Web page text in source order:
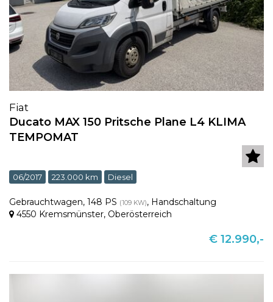
Fiat
Ducato MAX 150 Pritsche Plane L4 KLIMA
TEMPOMAT
06/2017 223.000 km Diesel
Gebrauchtwagen, 148 PS (109 KW), Handschaltung
4550 Kremsmünster, Oberösterreich
€ 12.990,-